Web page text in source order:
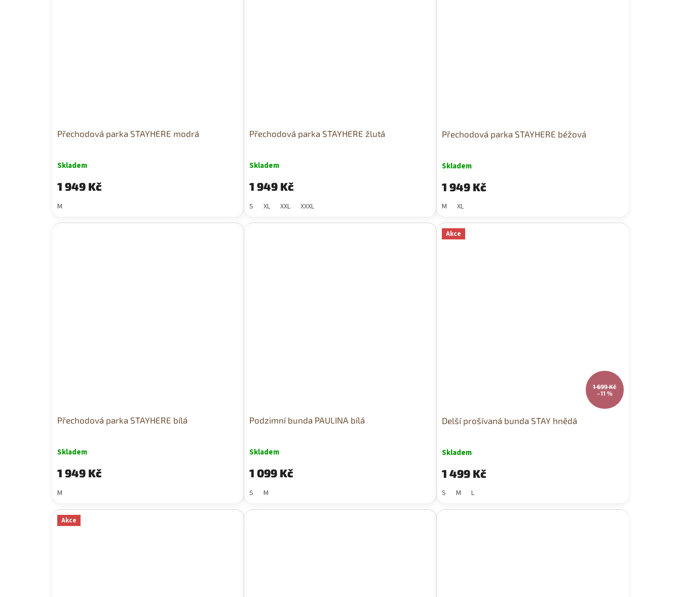
Přechodová parka STAYHERE modrá
Skladem
1 949 Kč
M
Přechodová parka STAYHERE žlutá
Skladem
1 949 Kč
S XL XXL XXXL
Přechodová parka STAYHERE béžová
Skladem
1 949 Kč
M XL
Přechodová parka STAYHERE bílá
Skladem
1 949 Kč
M
Podzimní bunda PAULINA bílá
Skladem
1 099 Kč
S M
Akce
1 699 Kč
–11 %
Delší prošívaná bunda STAY hnědá
Skladem
1 499 Kč
S M L
Akce